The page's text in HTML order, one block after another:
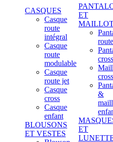
CASQUES
Casque
route
intégral
Casque
route
modulable
Casque
route jet
Casque
cross
Casque
enfant
BLOUSONS
ET VESTES
ET
route
cross
cross
&
ET